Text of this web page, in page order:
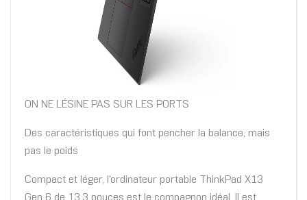
ON NE LÉSINE PAS SUR LES PORTS
Des caractéristiques qui font pencher la balance, mais
pas le poids
Compact et léger, l'ordinateur portable ThinkPad X13
Gen 6 de 13,3 pouces est le compagnon idéal. Il est